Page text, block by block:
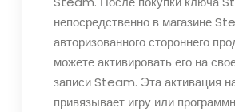
непосредственно в магазине
авторизованного стороннего
можете активировать его на
записи Steam. Эта активация
привязывает игру или